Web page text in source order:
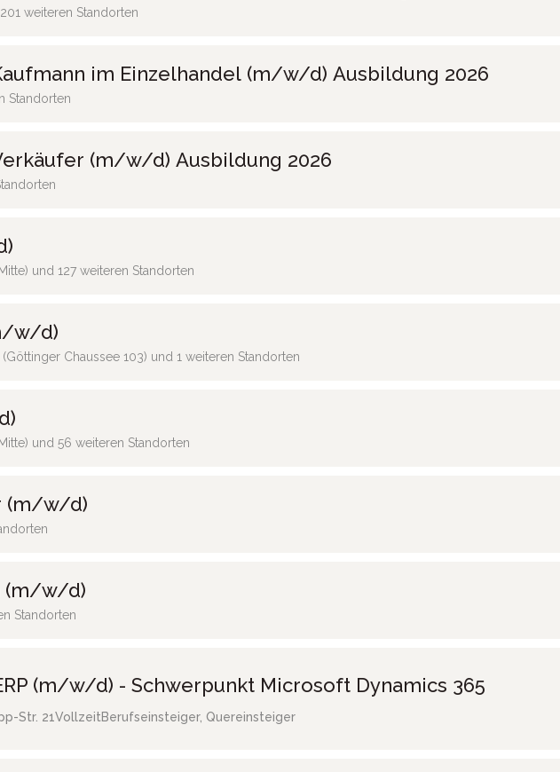
weiteren Standorten
im Einzelhandel (m/w/d) Ausbildung 2026
Standorten
(m/w/d) Ausbildung 2026
und 127 weiteren Standorten
w/d)
Chaussee 103) und 1 weiteren Standorten
und 56 weiteren Standorten
(m/w/d)
(m/w/d)
Standorten
(m/w/d) - Schwerpunkt Microsoft Dynamics 365
Str. 21VollzeitBerufseinsteiger, Quereinsteiger